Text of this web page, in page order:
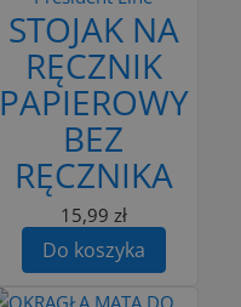
STOJAK NA
RĘCZNIK
PAPIEROWY
BEZ
RĘCZNIKA
15,99 zł
Do koszyka